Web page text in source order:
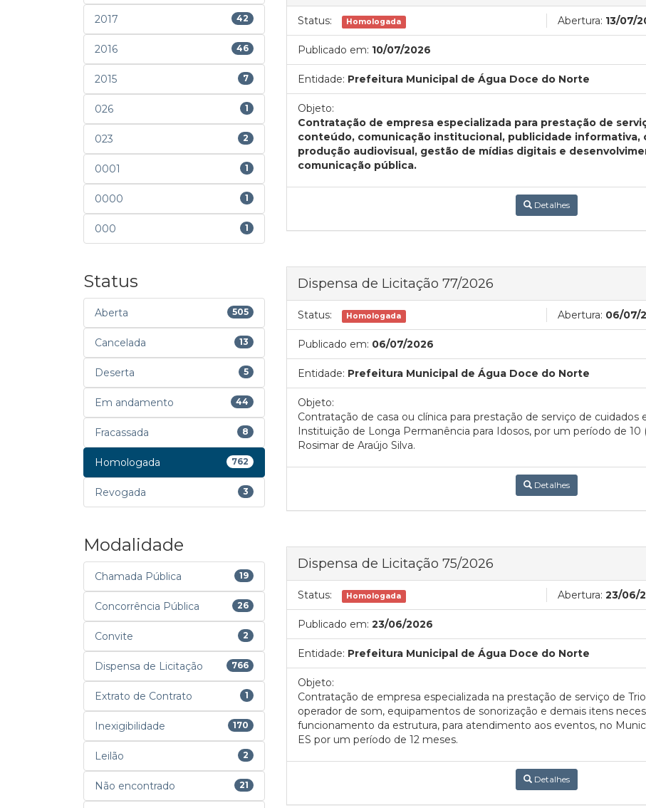
2017 42
2016 46
2015 7
026 1
023 2
0001 1
0000 1
000 1
Status
Aberta 505
Cancelada 13
Deserta 5
Em andamento 44
Fracassada 8
Homologada 762
Revogada 3
Modalidade
Chamada Pública 19
Concorrência Pública 26
Convite 2
Dispensa de Licitação 766
Extrato de Contrato 1
Inexigibilidade 170
Leilão 2
Não encontrado 21
Status: Homologada Abertura: 13/07/
Publicado em: 10/07/2026
Entidade: Prefeitura Municipal de Água Doce do Norte
Objeto:
Contratação de empresa especializada para prestação de
conteúdo, comunicação institucional, publicidade informativa,
produção audiovisual, gestão de mídias digitais e
comunicação pública.
Detalhes
Dispensa de Licitação 77/2026
Status: Homologada Abertura: 06/07/
Publicado em: 06/07/2026
Entidade: Prefeitura Municipal de Água Doce do Norte
Objeto:
Contratação de casa ou clínica para prestação de serviço de cuidados
Instituição de Longa Permanência para Idosos, por um período de 10
Rosimar de Araújo Silva.
Detalhes
Dispensa de Licitação 75/2026
Status: Homologada Abertura: 23/06/
Publicado em: 23/06/2026
Entidade: Prefeitura Municipal de Água Doce do Norte
Objeto:
Contratação de empresa especializada na prestação de serviço de
operador de som, equipamentos de sonorização e demais itens
funcionamento da estrutura, para atendimento aos eventos, no
ES por um período de 12 meses.
Detalhes